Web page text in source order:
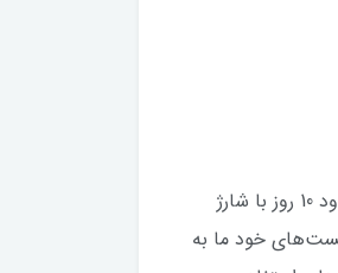
شارژ سریع با پورت USB C یکی دیگر از نوآوری‌‌‌‌های این کیبورد است. دارای یک باتری است که به شما امکان می‌دهد از مقداری لذت ببرید حدود 10 روز با شارژ
تست‌‌‌‌‌های خود ما به